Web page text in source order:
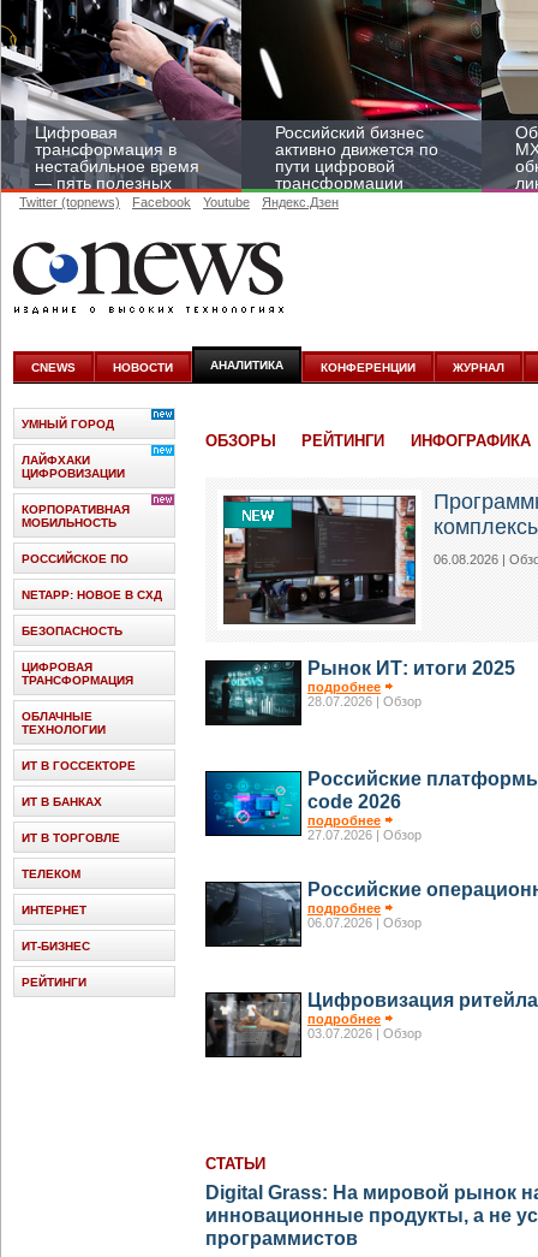
Цифровая
трансформация в
нестабильное время
— пять полезных
лайфхаков
Российский бизнес
активно движется по
пути цифровой
трансформации
Twitter (topnews) Facebook Youtube Яндекс.Дзен
CNEWS НОВОСТИ АНАЛИТИКА КОНФЕРЕНЦИИ ЖУРНАЛ
ОБЗОРЫ РЕЙТИНГИ ИНФОГРАФИКА
06.08.2026 |
Рынок ИТ: итоги 2025
подробнее
28.07.2026
| Обзор
Российские
code 2026
подробнее
27.07.2026
| Обзор
Российские
подробнее
06.07.2026
| Обзор
Цифровизация
подробнее
03.07.2026
| Обзор
СТАТЬИ
Digital Grass: На мировой рынок
инновационные продукты, а не
программистов
УМНЫЙ ГОРОД
ЛАЙФХАКИ
ЦИФРОВИЗАЦИИ
КОРПОРАТИВНАЯ
МОБИЛЬНОСТЬ
РОССИЙСКОЕ ПО
NETAPP: НОВОЕ В СХД
БЕЗОПАСНОСТЬ
ЦИФРОВАЯ
ТРАНСФОРМАЦИЯ
ОБЛАЧНЫЕ
ТЕХНОЛОГИИ
ИТ В ГОССЕКТОРЕ
ИТ В БАНКАХ
ИТ В ТОРГОВЛЕ
ТЕЛЕКОМ
ИНТЕРНЕТ
ИТ-БИЗНЕС
РЕЙТИНГИ